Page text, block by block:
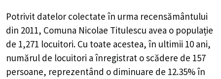
Potrivit datelor colectate în urma recensământului
din 2011, Comuna Nicolae Titulescu avea o populație
de 1,271 locuitori. Cu toate acestea, în ultimii 10 ani,
numărul de locuitori a înregistrat oscădere de 157
persoane, reprezentând o diminuare de 12.35%în